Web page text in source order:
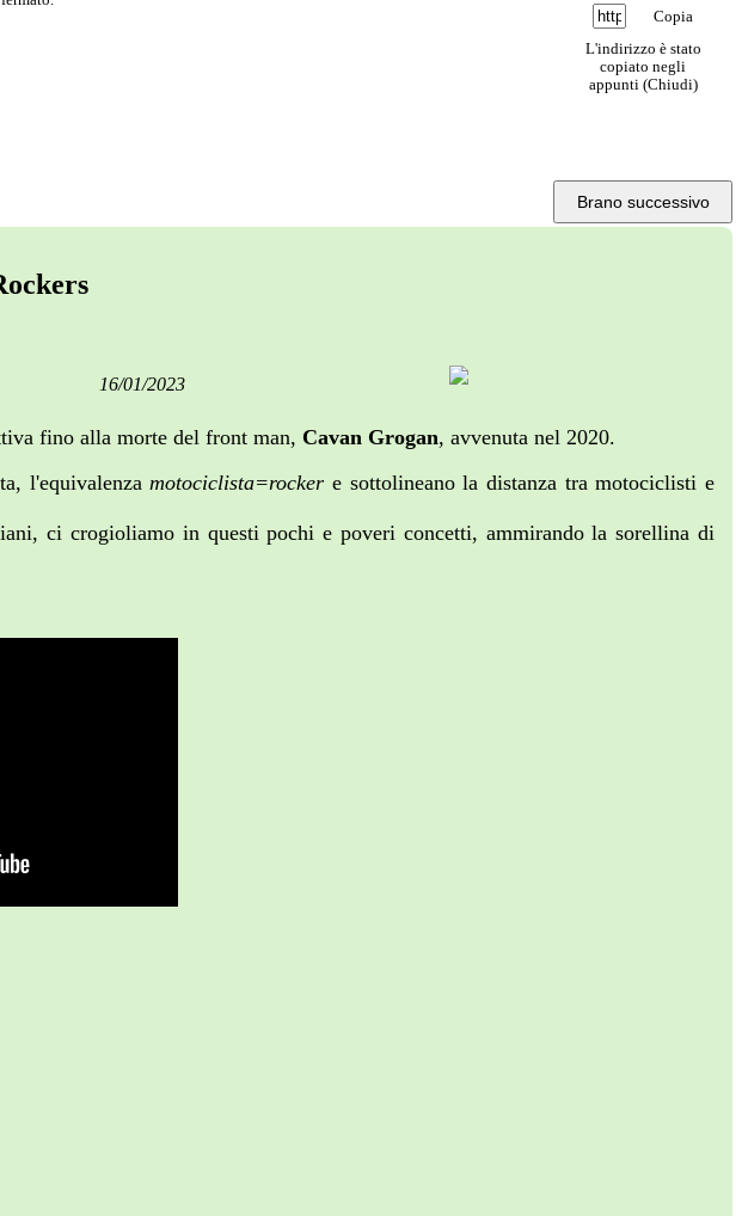
Copia
L'indirizzo è stato
copiato negli
appunti (Chiudi)
Brano successivo
16/01/2023
fino alla morte del front man, Cavan Grogan, avvenuta nel 2020.
l'equivalenzamotociclista=rocker e sottolineano la distanza tra motociclisti e
ci crogioliamo in questi pochi e poveri concetti, ammirando la sorellina di